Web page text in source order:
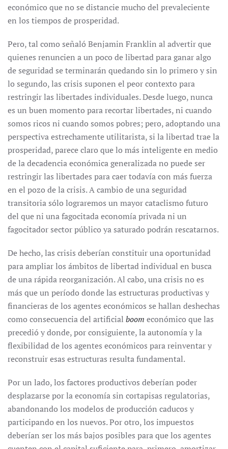
económico que no se distancie mucho del prevaleciente
en los tiempos de prosperidad.
Pero, tal como señaló Benjamin Franklin al advertir que
quienes renuncien a un poco de libertad para ganar algo
de seguridad se terminarán quedando sin lo primero y sin
lo segundo, las crisis suponen el peor contexto para
restringir las libertades individuales. Desde luego, nunca
es un buen momento para recortar libertades, ni cuando
somos ricos ni cuando somos pobres; pero, adoptando una
perspectiva estrechamente utilitarista, si la libertad trae la
prosperidad, parece claro que lo más inteligente en medio
de la decadencia económica generalizada no puede ser
restringir las libertades para caer todavía con más fuerza
en el pozo de la crisis. A cambio de una seguridad
transitoria sólo lograremos un mayor cataclismo futuro
del que ni una fagocitada economía privada ni un
fagocitador sector público ya saturado podrán rescatarnos.
De hecho, las crisis deberían constituir una oportunidad
para ampliar los ámbitos de libertad individual en busca
de una rápida reorganización. Al cabo, una crisis no es
más que un período donde las estructuras productivas y
financieras de los agentes económicos se hallan deshechas
como consecuencia del artificial boom económico que las
precedió y donde, por consiguiente, la autonomía y la
flexibilidad de los agentes económicos para reinventar y
reconstruir esas estructuras resulta fundamental.
Por un lado, los factores productivos deberían poder
desplazarse por la economía sin cortapisas regulatorias,
abandonando los modelos de producción caducos y
participando en los nuevos. Por otro, los impuestos
deberían ser los más bajos posibles para que los agentes